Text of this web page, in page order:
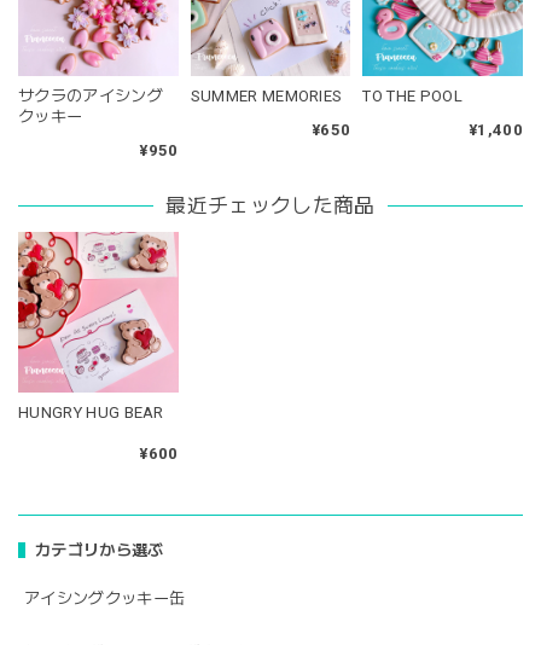
カテゴリから選ぶ
アイシングクッキー缶
サクラのアイシング
クッキー
¥950
SUMMER MEMORIES
¥650
TO THE POOL
¥1,400
最近チェックした商品
HUNGRY HUG BEAR
¥600